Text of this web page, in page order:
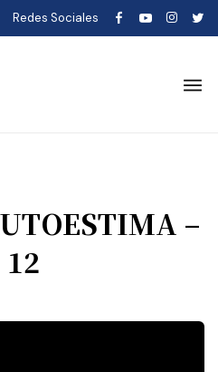
Redes Sociales
–